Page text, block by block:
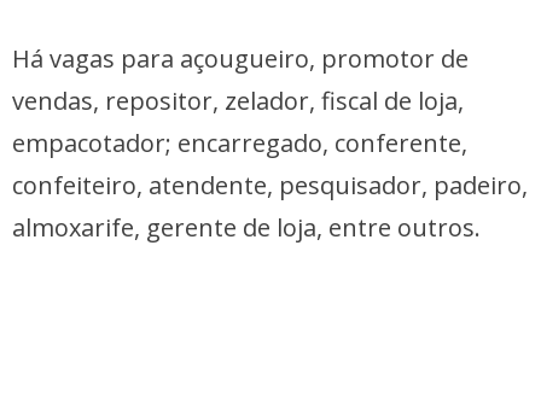
Há vagas para açougueiro, promotor de
vendas, repositor, zelador, fiscal de loja,
empacotador; encarregado, conferente,
confeiteiro, atendente, pesquisador, padeiro,
almoxarife, gerente de loja, entre outros.